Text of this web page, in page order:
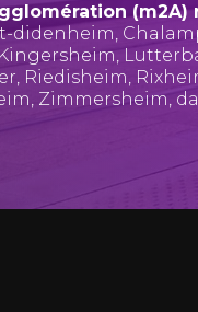
didenheim,
Kingersheim,
, Riedisheim,
, Zimmersheim,